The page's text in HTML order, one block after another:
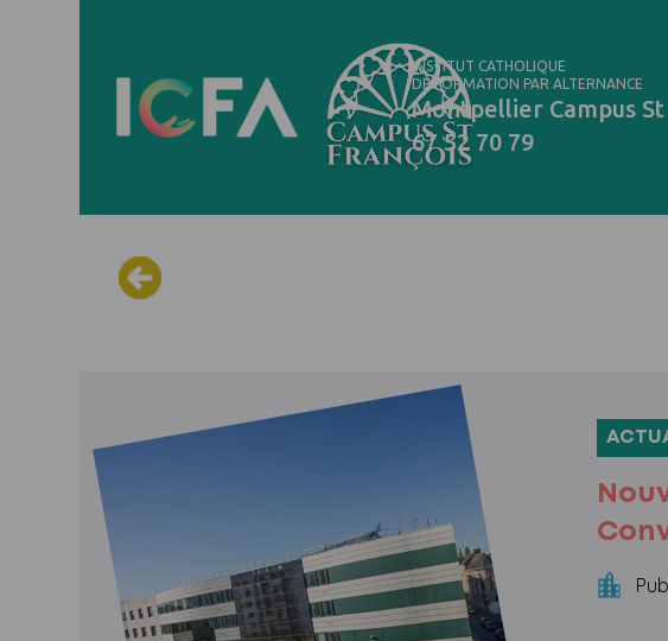
INSTITUT CATHOLIQUE
DE FORMATION PAR ALTERNANCE
Montpellier Campus St
67 52 70 79